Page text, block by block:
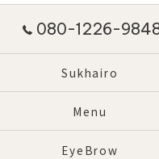
080-1226-
Sukhairo
Menu
EyeBrow